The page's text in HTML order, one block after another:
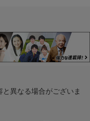
異なる場合がございま